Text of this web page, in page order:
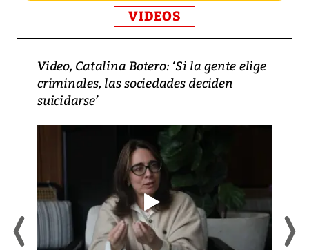
VIDEOS
Video, Catalina Botero: ‘Si la gente elige
criminales, las sociedades deciden
suicidarse’